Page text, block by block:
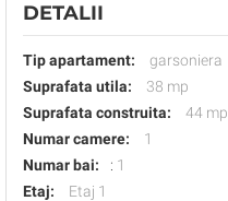
DETALII
Tip apartament:
garsoniera
Suprafata utila:
38 mp
Suprafata construita:
44 mp
Numar camere:
1
Numar bai:
: 1
Etaj:
Etaj 1